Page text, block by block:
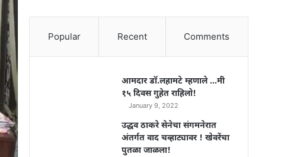
Popular Recent Comments
आमदार डॉ.लहामटे म्हणाले …मी
१५ दिवस गुहेत राहिलो!
January 9, 2022
उद्धव ठाकरे सेनेचा संगमनेरात
अंतर्गत वाद चव्हाट्यावर ! खेवरेंचा
पुतळा जाळला!